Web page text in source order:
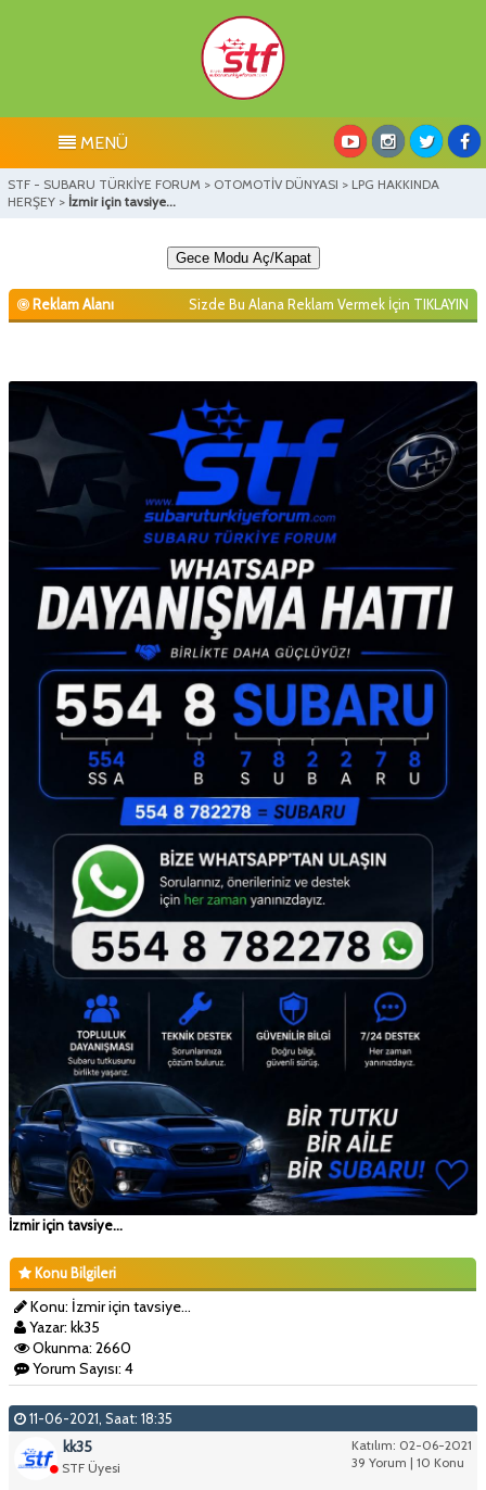
MENÜ
STF - SUBARU TÜRKİYE FORUM > OTOMOTİV DÜNYASI > LPG HAKKINDA
HERŞEY > İzmir için tavsiye...
Gece Modu Aç/Kapat
Reklam Alanı Sizde Bu Alana Reklam Vermek İçin TIKLAYIN
İzmir için tavsiye...
Konu Bilgileri
Konu: İzmir için tavsiye...
Yazar: kk35
Okunma: 2660
Yorum Sayısı: 4
11-06-2021, Saat: 18:35
Katılım: 02-06-2021
39 Yorum | 10 Konu
kk35
STF Üyesi